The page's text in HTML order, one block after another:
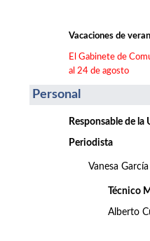
Vacaciones de
El Gabinete de
al 24 de agosto
Personal
Responsable de la
Periodista
Vanesa
Técnico
Alberto